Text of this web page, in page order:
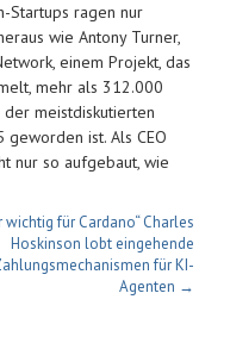
Startups ragen nur
wie Antony Turner,
einem Projekt, das
mehr als 312.000
meistdiskutierten
ist. Als CEO
nur so aufgebaut, wie
wichtig für Cardano“ Charles
Hoskinson lobt eingehende
für KI-
Agenten →